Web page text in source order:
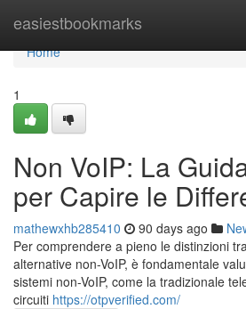
easiestbookmarks
Home
Home
1
Non VoIP: La
per Capire le
mathewxhb285410 90 days ago
Per comprendere a pieno le distinzioni
alternative non-VoIP, è fondamentale
sistemi non-VoIP, come la tradizionale
circuiti https://otpverified.com/